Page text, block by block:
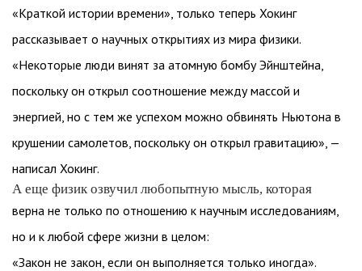
«Краткой истории времени», только теперь Хокинг
рассказывает о научных открытиях из мира физики.
«Некоторые люди винят за атомную бомбу Эйнштейна,
поскольку он открыл соотношение между массой и
энергией, но с тем же успехом можно обвинять Ньютона в
крушении самолетов, поскольку он открыл гравитацию», —
написал Хокинг.
А еще физик озвучил любопытную мысль, которая
верна не только по отношению к научным исследованиям,
но и к любой сфере жизни в целом:
«Закон не закон, если он выполняется только иногда».